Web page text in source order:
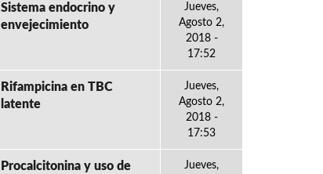
Sistema endocrino y
envejecimiento
Jueves,
Agosto 2,
2018 -
17:52
Rifampicina en TBC
latente
Jueves,
Agosto 2,
2018 -
17:53
Procalcitonina y uso de
Jueves,